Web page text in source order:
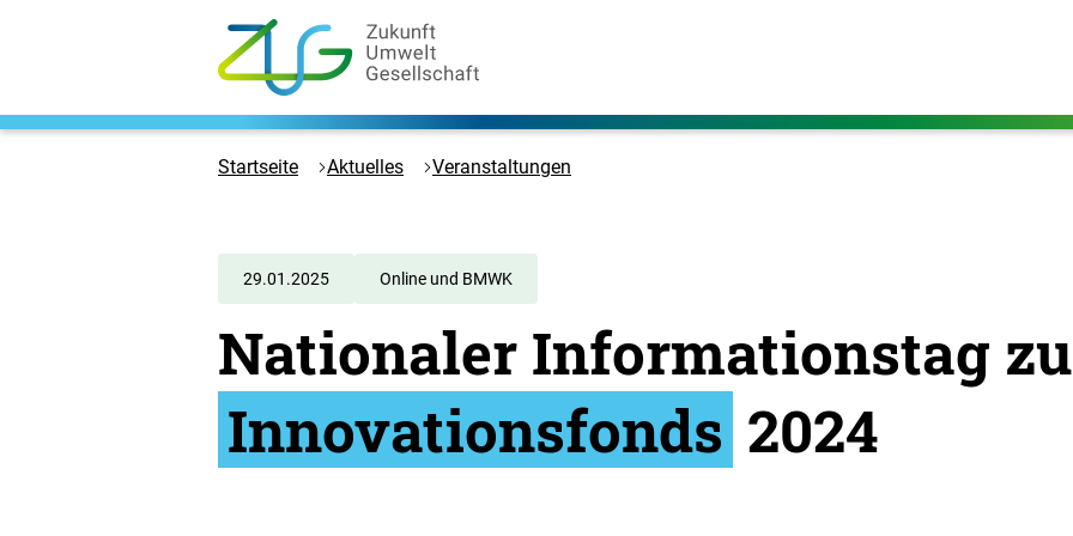
Zukunft
Umwelt
Zur
Startseite
Startseite Aktuelles Veranstaltungen
29.01.2025 Online und BMWK
Nationaler Informationstag
Innovationsfonds 2024